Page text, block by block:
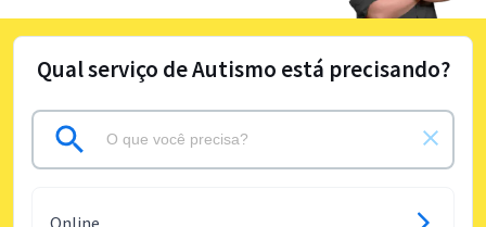
Qual serviço de Autismo está precisando?
Online